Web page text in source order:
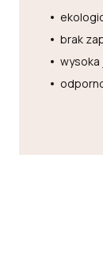
brak
wysoka